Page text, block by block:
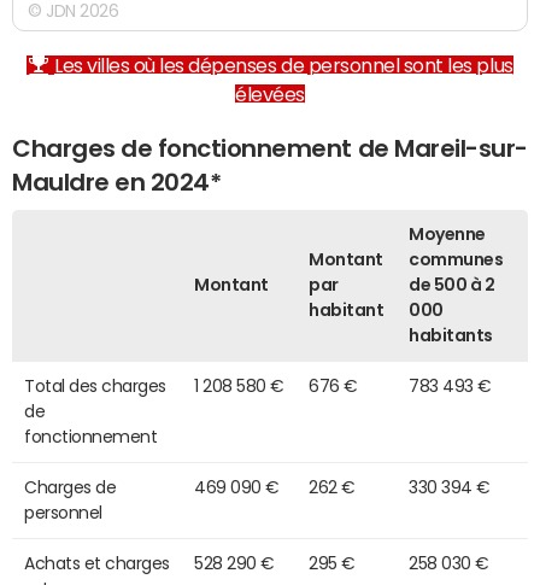
© JDN 2026
Les villes où les dépenses de personnel sont les plus
élevées
Charges de fonctionnement de Mareil-sur-
Mauldre en 2024*
Montant
Montant
par
habitant
Moyenne
communes
de 500 à 2
000
habitants
Total des charges
de
fonctionnement
1 208 580 € 676 € 783 493 €
Charges de
personnel
469 090 € 262 € 330 394 €
Achats et charges
528 290 € 295 € 258 030 €